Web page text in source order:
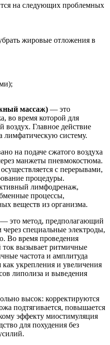
на следующих проблемных
жировые отложения в
массаж) — это
во время которой для
воздух. Главное действие
лимфатическую систему.
на подаче сжатого воздуха
манжеты пневмокостюма.
с перерывами,
процедуры.
лимфодренаж,
процессы,
веществ из организма.
— это метод, предполагающий
специальные электроды,
Во время проведения
ток вызывает ритмичные
частота и амплитуда
укрепления и увеличения
липолиза и выведения
высок: корректируются
подтягивается, повышается
эффекту миостимуляция
для похудения без